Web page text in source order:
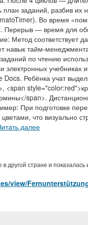
план заданий, разбив их
Во время
Перерыв — время для
Метод соответствует
навык тайм-
по чтению
электронных учебниках
Ребёнка учат
span>.
При подготовке
что визуально
далее
стране и показалась
view/